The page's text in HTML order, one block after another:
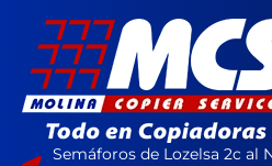
Semáforos de Lozelsa 2c al